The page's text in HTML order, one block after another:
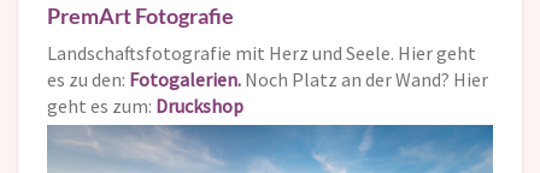
PremArt Fotografie
Landschaftsfotografie mit Herz und Seele. Hier geht
es zu den: Fotogalerien. Noch Platz an der Wand? Hier
geht es zum: Druckshop